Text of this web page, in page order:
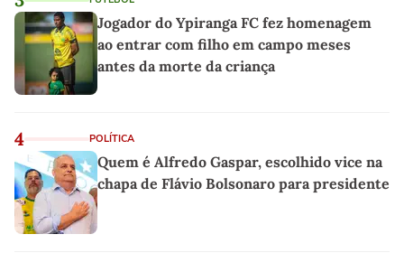
Jogador do Ypiranga FC fez homenagem
ao entrar com filho em campo meses
antes da morte da criança
4 POLÍTICA
Quem é Alfredo Gaspar, escolhido vice na
chapa de Flávio Bolsonaro para presidente